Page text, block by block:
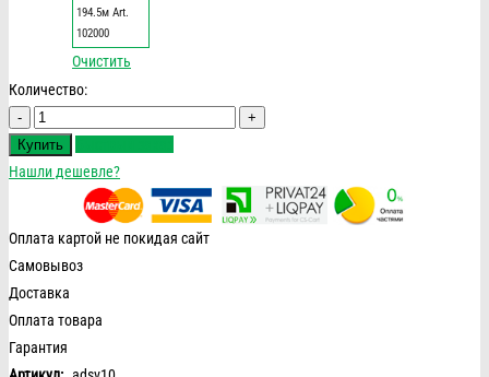
194.5м Art.
102000
Очистить
Количество:
Количество
Купить
Нашли дешевле?
Оплата картой не покидая сайт
Самовывоз
Доставка
Оплата товара
Гарантия